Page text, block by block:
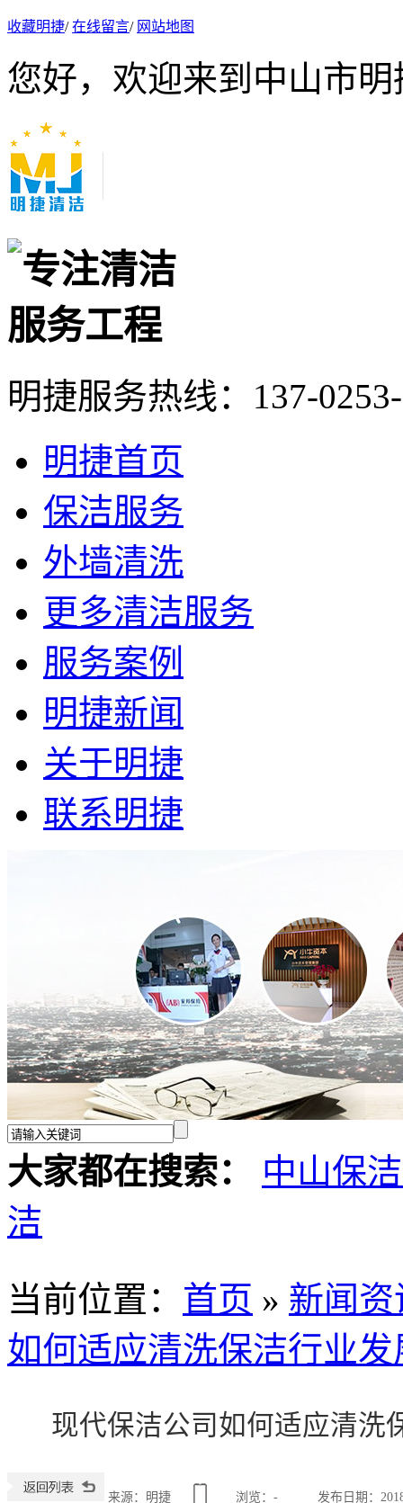
收藏明捷/在线留言/ 网站地图
您好，欢迎来到中山市
明捷服务热线： 137-
明捷首页
保洁服务
外墙清洗
更多清洁服务
服务案例
明捷新闻
关于明捷
联系明捷
大家都在搜索：
中山保
洁
当前位置 ： 首页 » 新闻资
如何适应清洗保洁行业发
现代保洁公司如何适应清洗
来源：明捷 浏览： - 发布日期：